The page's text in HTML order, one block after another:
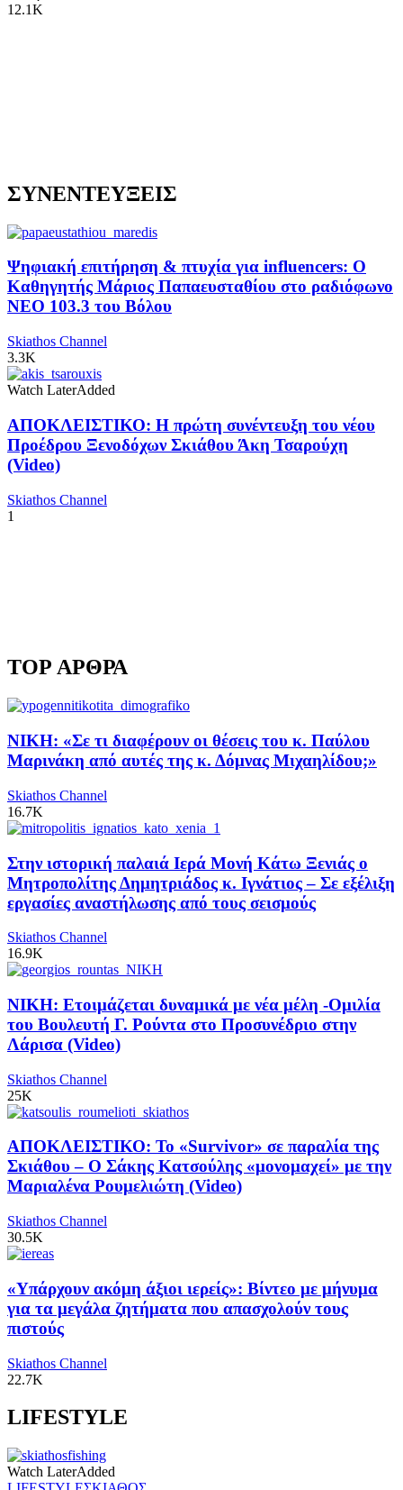
12.1K
ΣΥΝΕΝΤΕΥΞΕΙΣ
Ψηφιακή επιτήρηση & πτυχία για influencers: Ο
Καθηγητής Μάριος Παπαευσταθίου στο ραδιόφωνο
NEO 103.3 του Βόλου
Skiathos Channel
3.3K
Watch LaterAdded
ΑΠΟΚΛΕΙΣΤΙΚΟ: Η πρώτη συνέντευξη του νέου
Προέδρου Ξενοδόχων Σκιάθου Άκη Τσαρούχη
(Video)
Skiathos Channel
1
TOP ΑΡΘΡΑ
ΝΙΚΗ: «Σε τι διαφέρουν οι θέσεις του κ. Παύλου
Μαρινάκη από αυτές της κ. Δόμνας Μιχαηλίδου;»
Skiathos Channel
16.7K
Στην ιστορική παλαιά Ιερά Μονή Κάτω Ξενιάς ο
Μητροπολίτης Δημητριάδος κ. Ιγνάτιος – Σε εξέλιξη
εργασίες αναστήλωσης από τους σεισμούς
Skiathos Channel
16.9K
ΝΙΚΗ: Ετοιμάζεται δυναμικά με νέα μέλη -Ομιλία
του Βουλευτή Γ. Ρούντα στο Προσυνέδριο στην
Λάρισα (Video)
Skiathos Channel
25K
ΑΠΟΚΛΕΙΣΤΙΚΟ: Το «Survivor» σε παραλία της
Σκιάθου – Ο Σάκης Κατσούλης «μονομαχεί» με την
Μαριαλένα Ρουμελιώτη (Video)
Skiathos Channel
30.5K
«Υπάρχουν ακόμη άξιοι ιερείς»: Βίντεο με μήνυμα
για τα μεγάλα ζητήματα που απασχολούν τους
πιστούς
Skiathos Channel
22.7K
LIFESTYLE
Watch LaterAdded